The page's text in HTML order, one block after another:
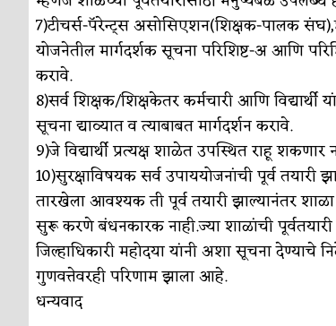
7)टीचर्स-पॅरेन्ट्स असोसिएशन(शिक्षक-पालक
योजनेतील मार्गदर्शक सूचना परिशिष्ट-अ आणि
करावे.
8)सर्व शिक्षक/शिक्षकेतर कर्मचारी आणि
सूचना द्याव्यात व त्याबाबत मार्गदर्शन करावे.
9)जे विद्यार्थी प्रत्यक्ष शाळेत उपस्थित राहू
10)सुरक्षाविषयक सर्व उपाययोजनांची पूर्व तयारी
तारखेला आवश्यक ती पूर्व तयारी झाल्यानंतर शाळा
सुरू करणे बंधनकारक नाही.ज्या शाळांची
जिल्हाधिकारी महोदया यांनी अशा सूचना
गुणवत्तेवरही परिणाम झाला आहे.
धन्यवाद